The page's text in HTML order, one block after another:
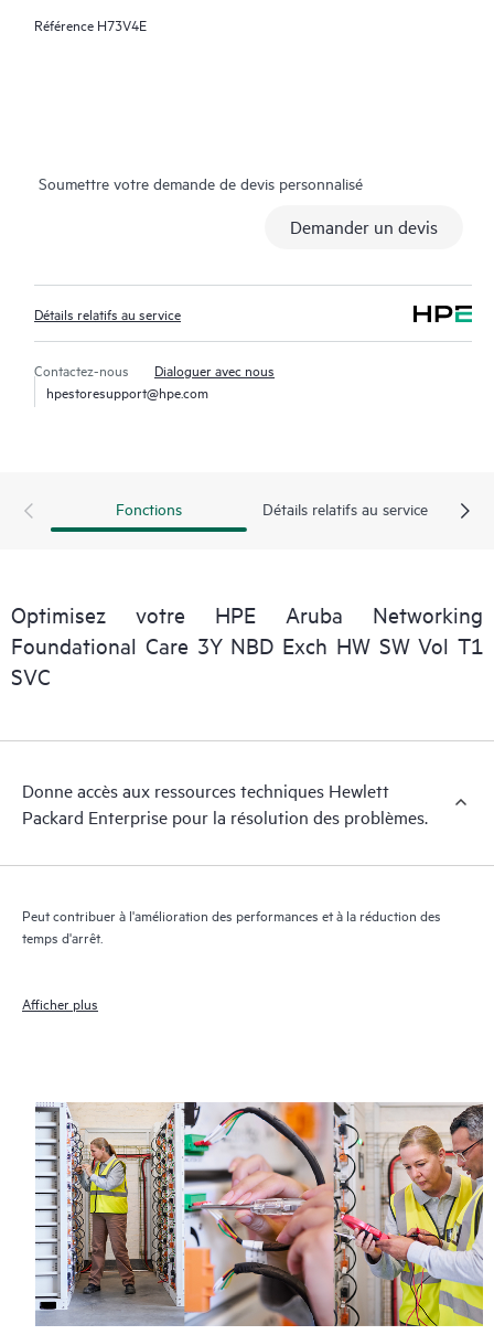
Référence H73V4E
Soumettre votre demande de devis personnalisé
Demander un devis
Détails relatifs au service
Contactez-nous
Dialoguer avec nous
hpestoresupport@hpe.com
Fonctions Détails relatifs au service
Optimisez votre HPE Aruba Networking
Foundational Care 3Y NBD Exch HW SW Vol T1
SVC
Donne accès aux ressources techniques Hewlett
Packard Enterprise pour la résolution des problèmes.
Peut contribuer à l'amélioration des performances et à la réduction des
temps d'arrêt.
Afficher plus